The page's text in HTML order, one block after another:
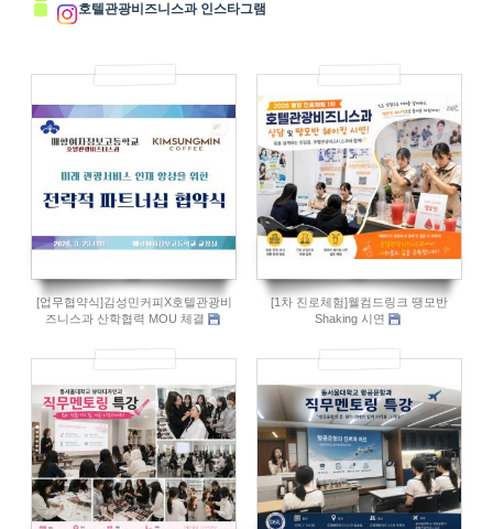
호텔관광비즈니스과 인스타그램
[업무협약식]김성민커피X호텔관광비
즈니스과 산학협력 MOU 체결
19
[1차 진로체험]웰컴드링크 땡모반
Shaking 시연
14 16